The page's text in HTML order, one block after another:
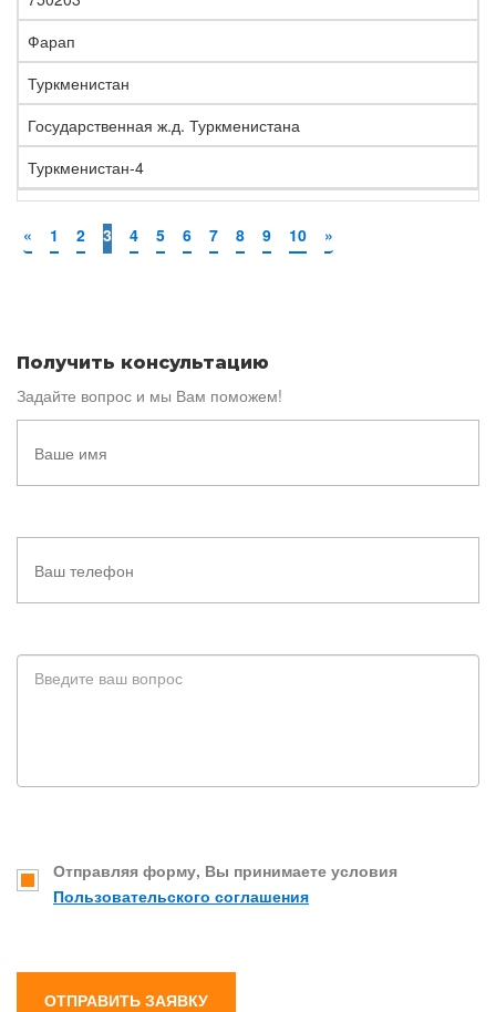
Фарап
Туркменистан
Государственная ж.д. Туркменистана
Туркменистан-4
« 1 2 3 4 5 6 7 8 9 10 »
Получить консультацию
Задайте вопрос и мы Вам поможем!
Отправляя форму, Вы принимаете условия
Пользовательского соглашения
ОТПРАВИТЬ ЗАЯВКУ